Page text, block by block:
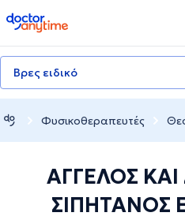
doctoranytime
Βρες ειδικό
Φυσικοθεραπευτές
ΑΓΓΕΛΟΣ
ΣΙΠΗΤΑΝΟΣ